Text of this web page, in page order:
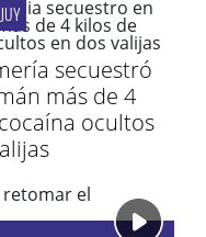
secuestró
más de 4
ocultos